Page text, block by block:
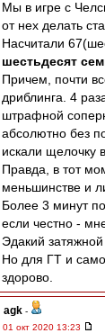
Мы в игре с
от нех делать
Насчитали
шестьдесят
Причем, почти
дриблинга. 4
штрафной
абсолютно без
искали щелочку
Правда, в тот
меньшинстве и
Более 3 минут
если честно -
Эдакий затяжной
Но для ГТ и
здорово.
agk -
01 окт 2020 13:23